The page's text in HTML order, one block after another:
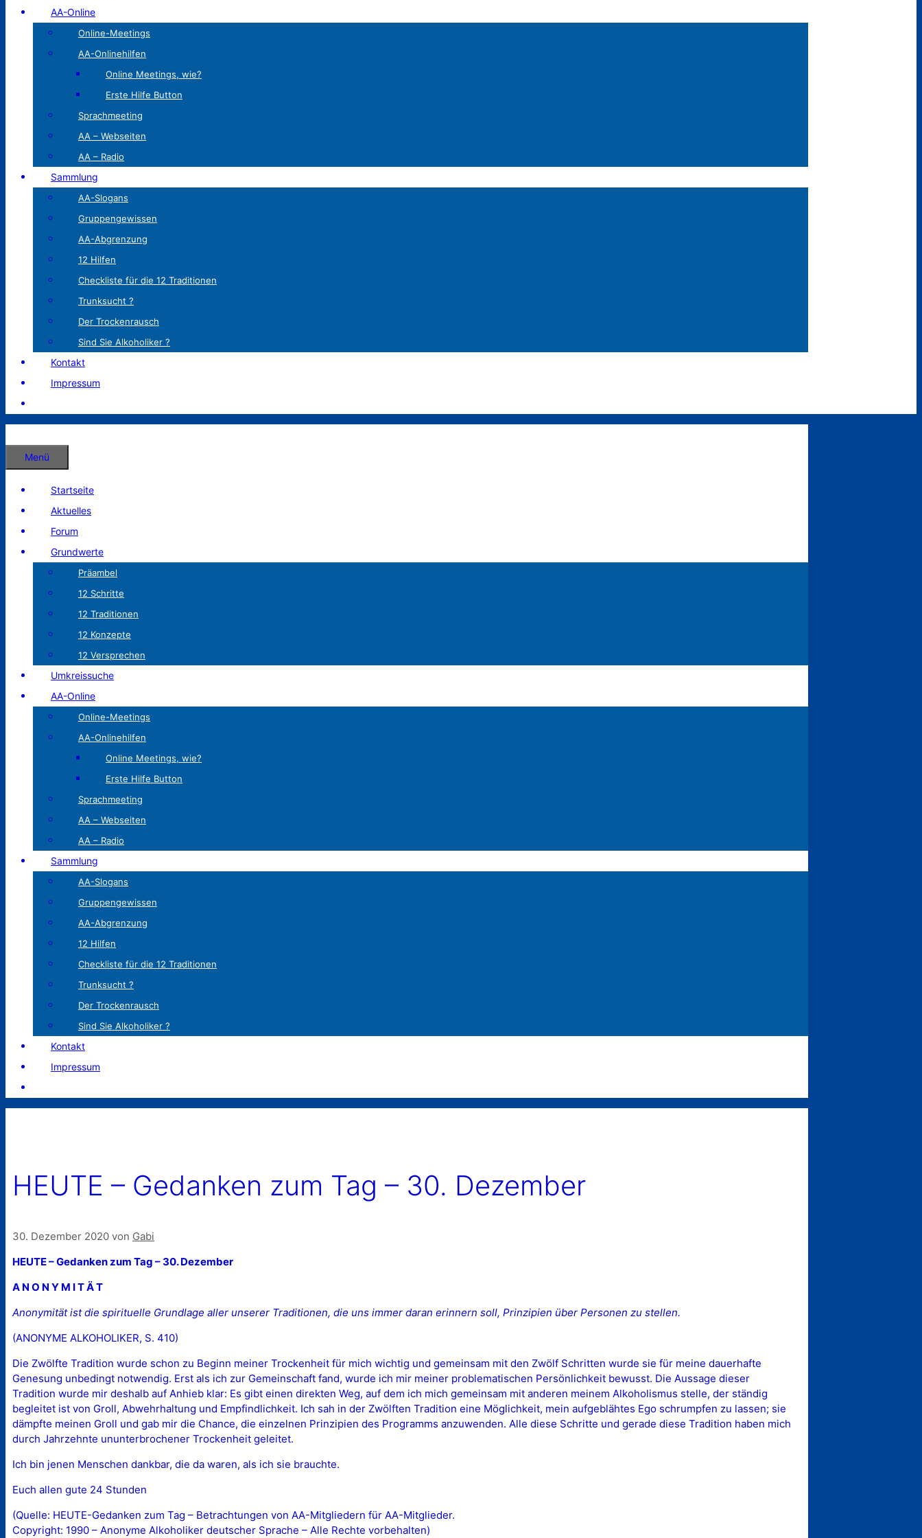
AA-Online
Online-Meetings
AA-Onlinehilfen
Online Meetings, wie?
Erste Hilfe Button
Sprachmeeting
AA – Webseiten
AA – Radio
Sammlung
AA-Slogans
Gruppengewissen
AA-Abgrenzung
12 Hilfen
Checkliste für die 12 Traditionen
Trunksucht ?
Der Trockenrausch
Sind Sie Alkoholiker ?
Kontakt
Impressum
Menü
Startseite
Aktuelles
Forum
Grundwerte
Präambel
12 Schritte
12 Traditionen
12 Konzepte
12 Versprechen
Umkreissuche
AA-Online
Online-Meetings
AA-Onlinehilfen
Online Meetings, wie?
Erste Hilfe Button
Sprachmeeting
AA – Webseiten
AA – Radio
Sammlung
AA-Slogans
Gruppengewissen
AA-Abgrenzung
12 Hilfen
Checkliste für die 12 Traditionen
Trunksucht ?
Der Trockenrausch
Sind Sie Alkoholiker ?
Kontakt
Impressum
HEUTE – Gedanken zum Tag – 30. Dezember
30. Dezember 2020 von Gabi
HEUTE – Gedanken zum Tag – 30. Dezember
A N O N Y M I T Ä T
Anonymität ist die spirituelle Grundlage aller unserer Traditionen, die uns immer daran erinnern soll, Prinzipien über Personen zu stellen.
(ANONYME ALKOHOLIKER, S. 410)
Die Zwölfte Tradition wurde schon zu Beginn meiner Trockenheit für mich wichtig und gemeinsam mit den Zwölf Schritten wurde sie für meine dauerhafte
Genesung unbedingt notwendig. Erst als ich zur Gemeinschaft fand, wurde ich mir meiner problematischen Persönlichkeit bewusst. Die Aussage dieser
Tradition wurde mir deshalb auf Anhieb klar: Es gibt einen direkten Weg, auf dem ich mich gemeinsam mit anderen meinem Alkoholismus stelle, der ständig
begleitet ist von Groll, Abwehrhaltung und Empfindlichkeit. Ich sah in der Zwölften Tradition eine Möglichkeit, mein aufgeblähtes Ego schrumpfen zu lassen; sie
dämpfte meinen Groll und gab mir die Chance, die einzelnen Prinzipien des Programms anzuwenden. Alle diese Schritte und gerade diese Tradition haben mich
durch Jahrzehnte ununterbrochener Trockenheit geleitet.
Ich bin jenen Menschen dankbar, die da waren, als ich sie brauchte.
Euch allen gute 24 Stunden
(Quelle: HEUTE-Gedanken zum Tag – Betrachtungen von AA-Mitgliedern für AA-Mitglieder.
Copyright: 1990 – Anonyme Alkoholiker deutscher Sprache – Alle Rechte vorbehalten)